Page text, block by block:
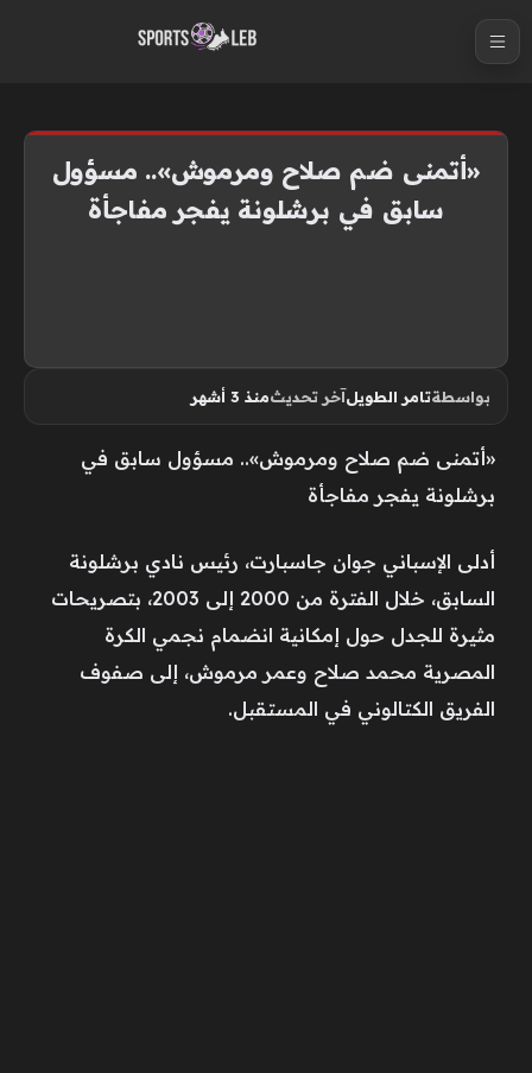
«أتمنى ضم صلاح ومرموش».. مسؤول
سابق في برشلونة يفجر مفاجأة
بواسطةتامر الطويلآخر تحديثمنذ 3 أشهر
«أتمنى ضم صلاح ومرموش».. مسؤول سابق في
برشلونة يفجر مفاجأة
أدلى الإسباني جوان جاسبارت، رئيس نادي برشلونة
السابق، خلال الفترة من 2000 إلى 2003، بتصريحات
مثيرة للجدل حول إمكانية انضمام نجمي الكرة
المصرية محمد صلاح وعمر مرموش، إلى صفوف
الفريق الكتالوني في المستقبل.